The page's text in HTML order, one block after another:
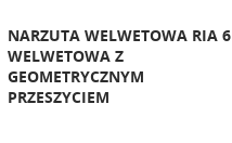
NARZUTA WELWETOWA RIA 6
WELWETOWA Z
GEOMETRYCZNYM
PRZESZYCIEM